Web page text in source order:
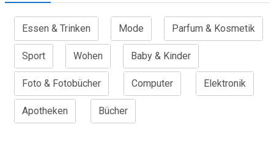
Essen & Trinken Mode Parfum & Kosmetik
Sport Wohen Baby & Kinder
Foto & Fotobücher Computer Elektronik
Apotheken Bücher